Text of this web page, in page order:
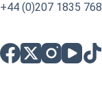
+44 (0)207 1835 768